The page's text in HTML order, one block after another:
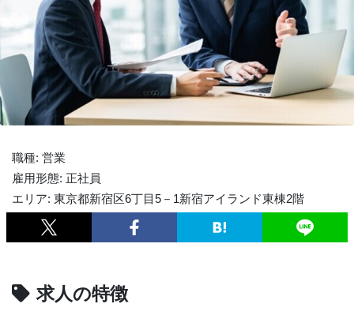
職種: 営業
雇用形態: 正社員
エリア: 東京都新宿区6丁目5－1新宿アイランド東棟2階
求人の特徴